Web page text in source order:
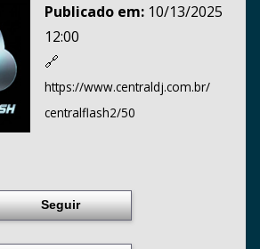
Publicado em: 10/13/2025
12:00
🔗
https://www.centraldj.com.br/
centralflash2/50
Seguir